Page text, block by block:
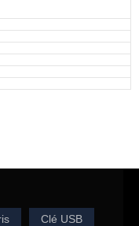
Clé USB